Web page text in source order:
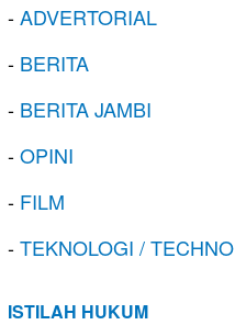
-ADVERTORIAL
- BERITA
- BERITA JAMBI
-OPINI
- FILM
-TEKNOLOGI / TECHNO
ISTILAH HUKUM